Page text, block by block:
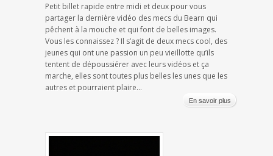
Petit billet rapide entre midi et deux pour vous
partager la dernière vidéo des mecs du Bearn qui
pêchent à la mouche et qui font de belles images.
Vous les connaissez ? Il s’agit de deux mecs cool, des
jeunes qui ont une passion un peu vieillotte qu’ils
tentent de dépoussiérer avec leurs vidéos et ça
marche, elles sont toutes plus belles les unes que les
autres et pourraient plaire...
En savoir plus